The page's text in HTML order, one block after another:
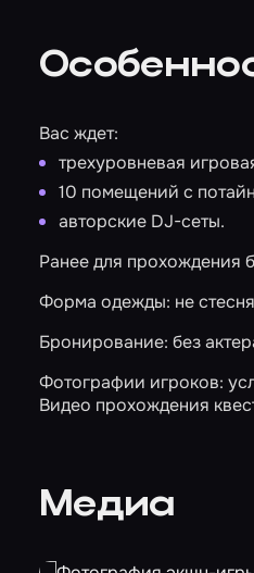
Вас ждет:
трехуровневая
10 помещений с
авторские DJ-сеты.
Ранее для прохождения
Форма одежды: не
Бронирование: без
Фотографии игроков:
Видео прохождения
Медиа